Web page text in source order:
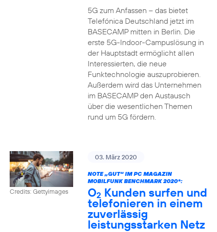
5G zum Anfassen – das bietet
Telefónica Deutschland jetzt im
BASECAMP mitten in Berlin. Die
erste 5G-Indoor-Campuslösung in
der Hauptstadt ermöglicht allen
Interessierten, die neue
Funktechnologie auszuprobieren.
Außerdem wird das Unternehmen
im BASECAMP den Austausch
über die wesentlichen Themen
rund um 5G fördern.
Credits: Gettyimages
03. März 2020
NOTE „GUT“ IM PC MAGAZIN
MOBILFUNK BENCHMARK 2020*:
O2 Kunden surfen und
telefonieren in einem
zuverlässig
leistungsstarken Netz